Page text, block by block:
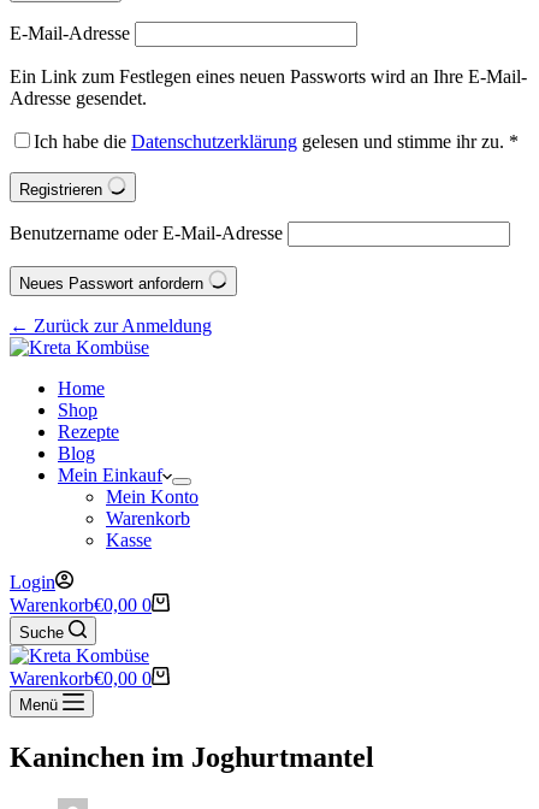
E-Mail-Adresse
Ein Link zum Festlegen eines neuen Passworts wird an Ihre E-Mail-
Adresse gesendet.
Ich habe die Datenschutzerklärung gelesen und stimme ihr zu. *
Registrieren
Benutzername oder E-Mail-Adresse
Neues Passwort anfordern
← Zurück zur Anmeldung
Home
Shop
Rezepte
Blog
Mein Einkauf
Mein Konto
Warenkorb
Kasse
Login
Warenkorb€0,00 0
Suche
Warenkorb€0,00 0
Menü
Kaninchen im Joghurtmantel